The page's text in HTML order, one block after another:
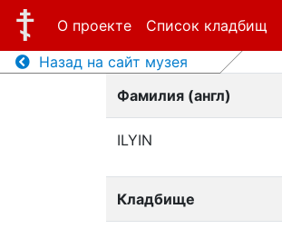
О проекте Список кладбищ
Назад на сайт музея
Фамилия (англ)
ILYIN
Кладбище